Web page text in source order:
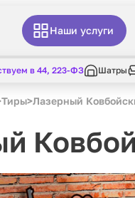
Наши услуги
в 44, 223-ФЗ Шатры
Тиры>Лазерный